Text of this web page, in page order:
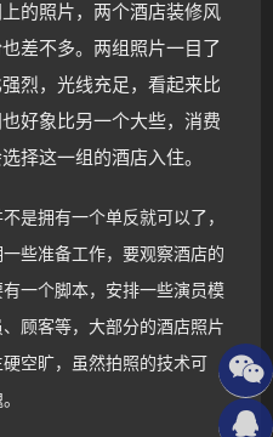
的照片，两个酒店装修风
差不多。两组照片一目了
烈，光线充足，看起来比
好象比另一个大些，消费
择这一组的酒店入住。
是拥有一个单反就可以了，
些准备工作，要观察酒店的
一个脚本，安排一些演员模
顾客等，大部分的酒店照片
空旷，虽然拍照的技术可